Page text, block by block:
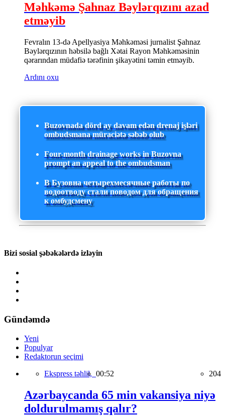
Məhkəmə Şahnaz Bəylərqızını azad
etməyib
Fevralın 13-də Apellyasiya Məhkəməsi jurnalist Şahnaz
Bəylərqızının həbsilə bağlı Xətai Rayon Məhkəməsinin
qərarından müdafiə tərəfinin şikayətini təmin etməyib.
Ardını oxu
Buzovnada dörd ay davam edən drenaj işləri
ombudsmana müraciətə səbəb olub
Four-month drainage works in Buzovna
prompt an appeal to the ombudsman
В Бузовна четырехмесячные работы по
водоотводу стали поводом для обращения
к омбудсмену
Bizi sosial şəbəkələrdə izləyin
Gündəmdə
Yeni
Populyar
Redaktorun seçimi
Ekspress təhlil, 00:52 204
Azərbaycanda 65 min vakansiya niyə
doldurulmamış qalır?